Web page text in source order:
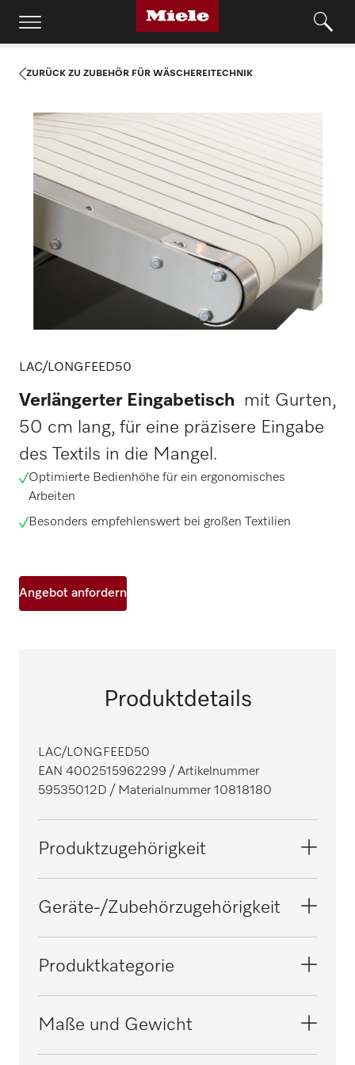
ZURÜCK ZU ZUBEHÖR FÜR WÄSCHEREITECHNIK
LAC/LONGFEED50
Verlängerter Eingabetisch
mit Gurten,
50 cm lang, für eine präzisere Eingabe
des Textils in die Mangel.
Optimierte Bedienhöhe für ein ergonomisches
Arbeiten
Besonders empfehlenswert bei großen Textilien
Angebot anfordern
Produktdetails
LAC/LONGFEED50
EAN 4002515962299 / Artikelnummer
59535012D / Materialnummer 10818180
Produktzugehörigkeit
Geräte-/Zubehörzugehörigkeit
Produktkategorie
Maße und Gewicht